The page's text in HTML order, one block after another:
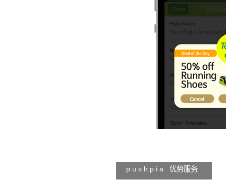
p u s h p i a 优势服务